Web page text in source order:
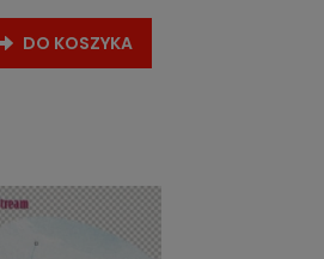
DO KOSZYKA